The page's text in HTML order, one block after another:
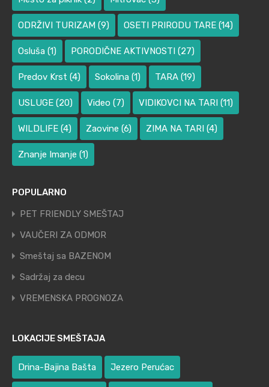
ODRŽIVI TURIZAM (9) OSETI PRIRODU TARE (14)
Osluša (1) PORODIČNE AKTIVNOSTI (27)
Predov Krst (4) Sokolina (1) TARA (19)
USLUGE (20) Video (7) VIDIKOVCI NA TARI (11)
WILDLIFE (4) Zaovine (6) ZIMA NA TARI (4)
Znanje Imanje (1)
POPULARNO
PET FRIENDLY SMEŠTAJ
VAUČERI ZA ODMOR
Smeštaj sa BAZENOM
Sadržaj za decu
VREMENSKA PROGNOZA
LOKACIJE SMEŠTAJA
Drina-Bajina Bašta Jezero Perućac